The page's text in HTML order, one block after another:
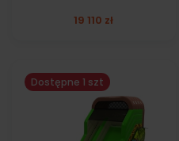
19 110 zł
Dostępne 1 szt